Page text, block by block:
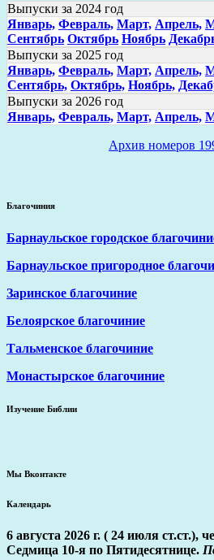
Выпуски за 2024 год
Январь, Февраль, Март, Апрель,
Сентябрь Октябрь Ноябрь
Выпуски за 2025 год
Январь, Февраль, Март, Апрель,
Сентябрь, Октябрь, Ноябрь,
Выпуски за 2026 год
Январь, Февраль, Март, Апрель,
Архив номеров
Благочиния
Барнаульское городское
Барнаульское пригородное
Заринское благочиние
Белоярское благочиние
Тальменское благочиние
Монастырское благочиние
Изучение Библии
Мы Вконтакте
Календарь
6 августа 2026 г. ( 24 июля ст.ст.),
Седмица 10-я по Пятидесятнице.